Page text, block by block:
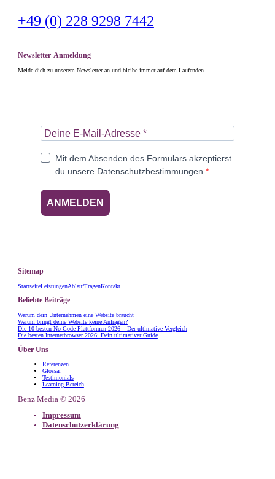
+49 (0) 228 9298 7442
Newsletter-Anmeldung
Melde dich zu unserem Newsletter an und bleibe immer auf dem Laufenden.
Mit dem Absenden des Formulars akzeptierst
du unsere Datenschutzbestimmungen.
ANMELDEN
Sitemap
StartseiteLeistungenAblaufFragenKontakt
Beliebte Beiträge
Warum dein Unternehmen eine Website braucht
Warum bringt deine Website keine Anfragen?
Die 10 besten No-Code-Plattformen 2026 – Der ultimative Vergleich
Die besten Internetbrowser 2026: Dein ultimativer Guide
Über Uns
Referenzen
Glossar
Testimonials
Learning-Bereich
Benz Media © 2026
Impressum
Datenschutzerklärung